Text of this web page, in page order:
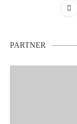
PARTNER